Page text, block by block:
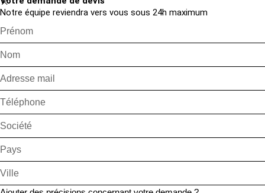
Notre équipe reviendra vers vous sous 24h maximum